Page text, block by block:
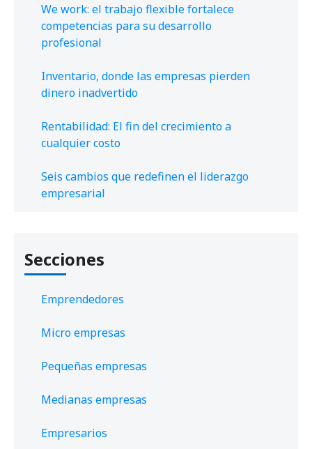
We work: el trabajo flexible fortalece
competencias para su desarrollo
profesional
Inventario, donde las empresas pierden
dinero inadvertido
Rentabilidad: El fin del crecimiento a
cualquier costo
Seis cambios que redefinen el liderazgo
empresarial
Secciones
Emprendedores
Micro empresas
Pequeñas empresas
Medianas empresas
Empresarios